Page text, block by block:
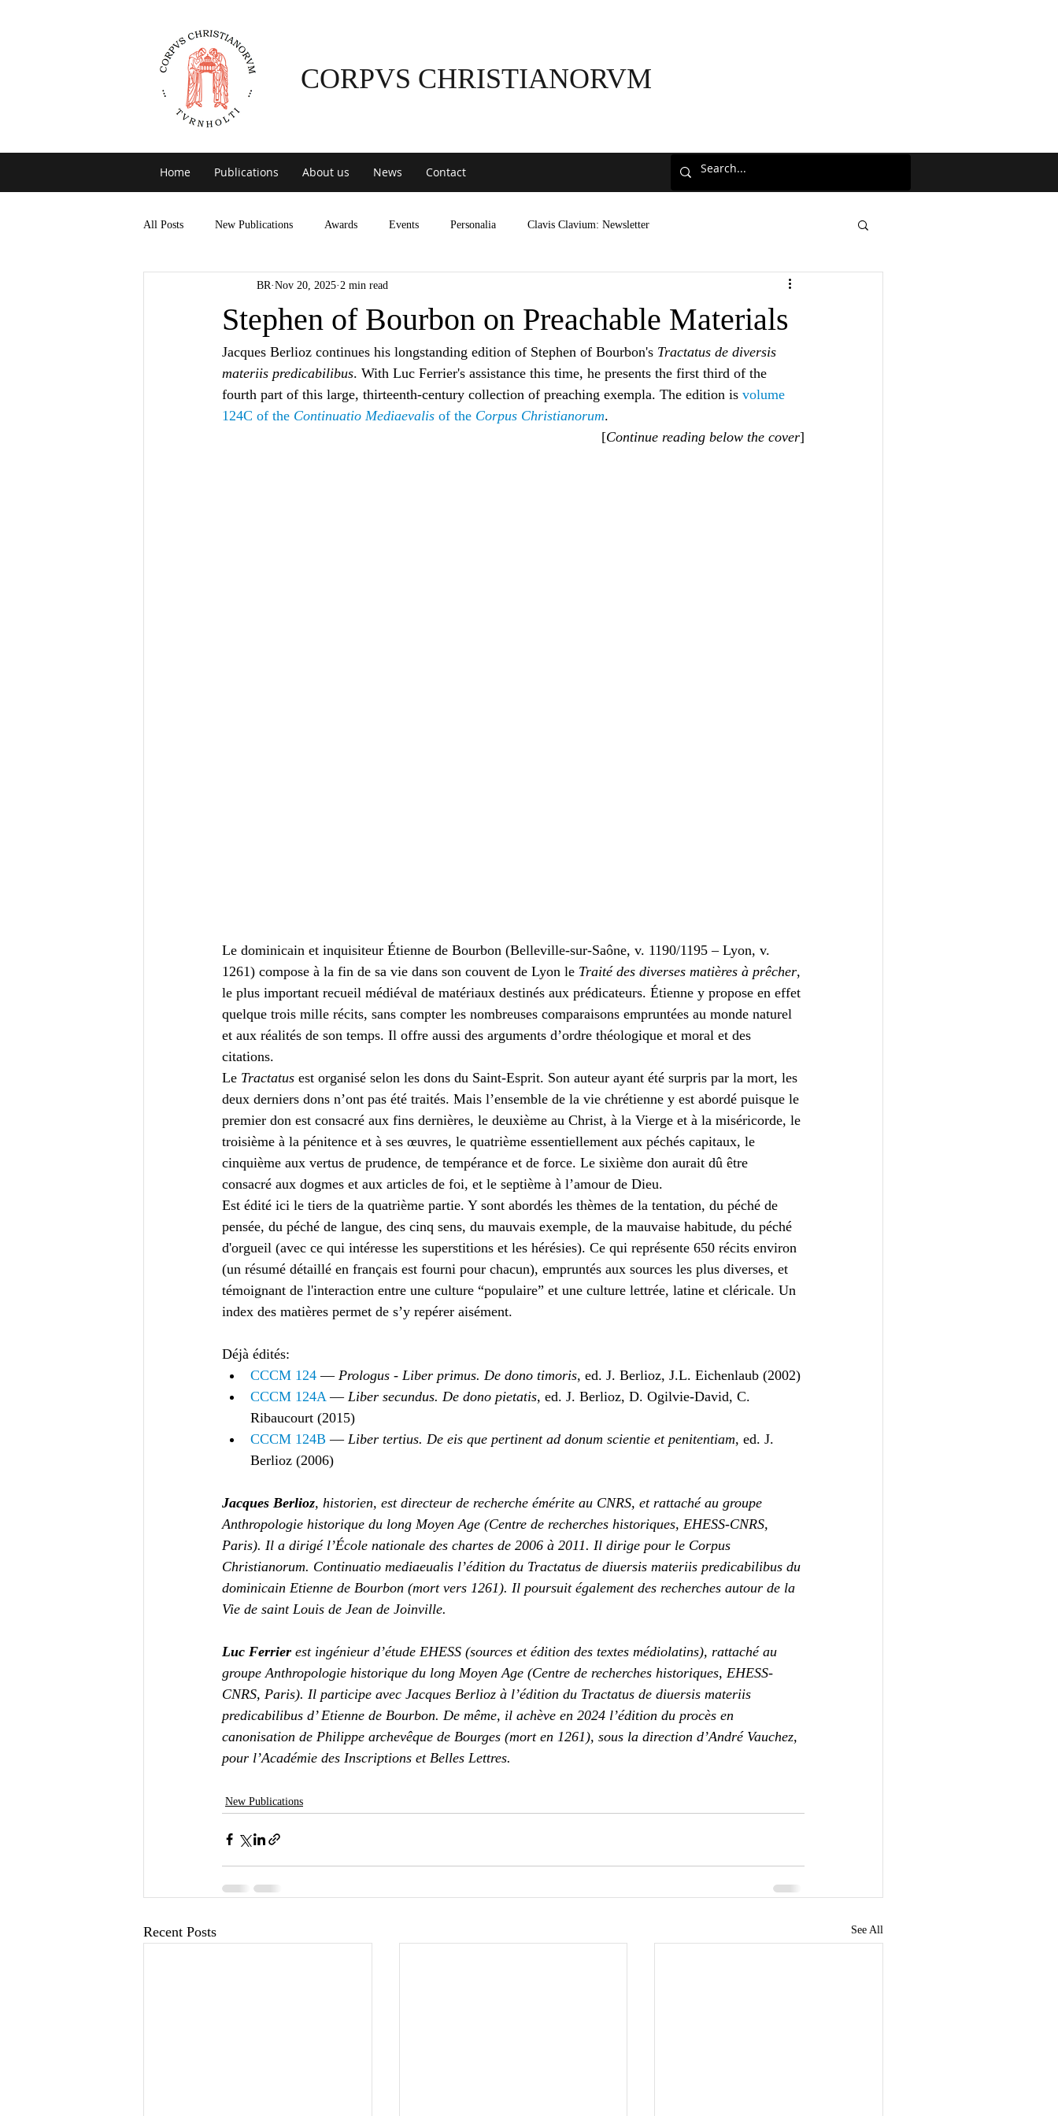
CORPVS CHRISTIANORVM
Home Publications About us News Contact
All Posts New Publications Awards Events Personalia Clavis Clavium: Newsletter
Stephen of Bourbon on Preachable Materials
BR Nov 20, 2025 2 min read
Jacques Berlioz continues his longstanding edition of Stephen of Bourbon's Tractatus de diversis
materiis predicabilibus. With Luc Ferrier's assistance this time, he presents the first third of the
fourth part of this large, thirteenth-century collection of preaching exempla. The edition is volume
124C of the Continuatio Mediaevalis of the Corpus Christianorum.
[Continue reading below the cover]
Le dominicain et inquisiteur Étienne de Bourbon (Belleville-sur-Saône, v. 1190/1195 – Lyon, v.
1261) compose à la fin de sa vie dans son couvent de Lyon le Traité des diverses matières à prêcher,
le plus important recueil médiéval de matériaux destinés aux prédicateurs. Étienne y propose en effet
quelque trois mille récits, sans compter les nombreuses comparaisons empruntées au monde naturel
et aux réalités de son temps. Il offre aussi des arguments d’ordre théologique et moral et des
citations.
Le Tractatus est organisé selon les dons du Saint-Esprit. Son auteur ayant été surpris par la mort, les
deux derniers dons n’ont pas été traités. Mais l’ensemble de la vie chrétienne y est abordé puisque le
premier don est consacré aux fins dernières, le deuxième au Christ, à la Vierge et à la miséricorde, le
troisième à la pénitence et à ses œuvres, le quatrième essentiellement aux péchés capitaux, le
cinquième aux vertus de prudence, de tempérance et de force. Le sixième don aurait dû être
consacré aux dogmes et aux articles de foi, et le septième à l’amour de Dieu.
Est édité ici le tiers de la quatrième partie. Y sont abordés les thèmes de la tentation, du péché de
pensée, du péché de langue, des cinq sens, du mauvais exemple, de la mauvaise habitude, du péché
d'orgueil (avec ce qui intéresse les superstitions et les hérésies). Ce qui représente 650 récits environ
(un résumé détaillé en français est fourni pour chacun), empruntés aux sources les plus diverses, et
témoignant de l'interaction entre une culture “populaire” et une culture lettrée, latine et cléricale. Un
index des matières permet de s’y repérer aisément.
Déjà édités:
CCCM 124 — Prologus - Liber primus. De dono timoris, ed. J. Berlioz, J.L. Eichenlaub (2002)
CCCM 124A — Liber secundus. De dono pietatis, ed. J. Berlioz, D. Ogilvie-David, C.
Ribaucourt (2015)
CCCM 124B — Liber tertius. De eis que pertinent ad donum scientie et penitentiam, ed. J.
Berlioz (2006)
Jacques Berlioz, historien, est directeur de recherche émérite au CNRS, et rattaché au groupe
Anthropologie historique du long Moyen Age (Centre de recherches historiques, EHESS-CNRS,
Paris). Il a dirigé l’École nationale des chartes de 2006 à 2011. Il dirige pour le Corpus
Christianorum. Continuatio mediaeualis l’édition du Tractatus de diuersis materiis predicabilibus du
dominicain Etienne de Bourbon (mort vers 1261). Il poursuit également des recherches autour de la
Vie de saint Louis de Jean de Joinville.
Luc Ferrier est ingénieur d’étude EHESS (sources et édition des textes médiolatins), rattaché au
groupe Anthropologie historique du long Moyen Age (Centre de recherches historiques, EHESS-
CNRS, Paris). Il participe avec Jacques Berlioz à l’édition du Tractatus de diuersis materiis
predicabilibus d’ Etienne de Bourbon. De même, il achève en 2024 l’édition du procès en
canonisation de Philippe archevêque de Bourges (mort en 1261), sous la direction d’André Vauchez,
pour l’Académie des Inscriptions et Belles Lettres.
New Publications
Recent Posts See All